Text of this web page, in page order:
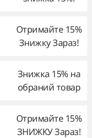
Отримайте 15%
Знижку Зараз!
Знижка 15% на
обраний товар
Отримайте 15%
ЗНИЖКУ Зараз!